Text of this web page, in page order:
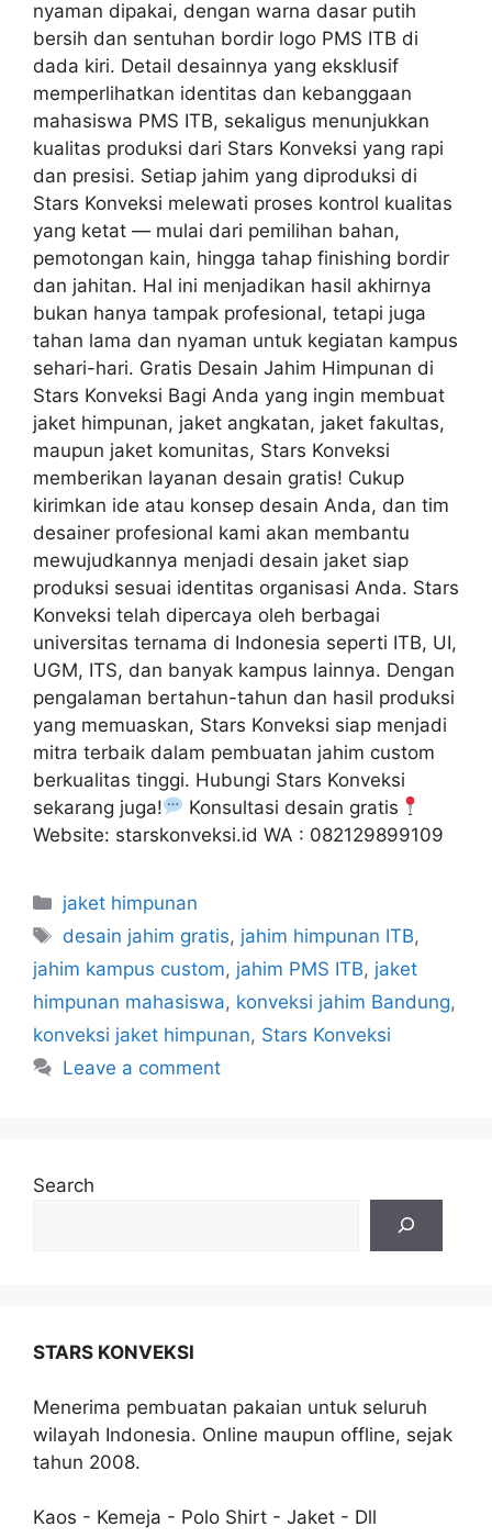
nyaman dipakai, dengan warna dasar putih
bersih dan sentuhan bordir logo PMS ITB di
dada kiri. Detail desainnya yang eksklusif
memperlihatkan identitas dan kebanggaan
mahasiswa PMS ITB, sekaligus menunjukkan
kualitas produksi dari Stars Konveksi yang rapi
dan presisi. Setiap jahim yang diproduksi di
Stars Konveksi melewati proses kontrol kualitas
yang ketat — mulai dari pemilihan bahan,
pemotongan kain, hingga tahap finishing bordir
dan jahitan. Hal ini menjadikan hasil akhirnya
bukan hanya tampak profesional, tetapi juga
tahan lama dan nyaman untuk kegiatan kampus
sehari-hari. Gratis Desain Jahim Himpunan di
Stars Konveksi Bagi Anda yang ingin membuat
jaket himpunan, jaket angkatan, jaket fakultas,
maupun jaket komunitas, Stars Konveksi
memberikan layanan desain gratis! Cukup
kirimkan ide atau konsep desain Anda, dan tim
desainer profesional kami akan membantu
mewujudkannya menjadi desain jaket siap
produksi sesuai identitas organisasi Anda. Stars
Konveksi telah dipercaya oleh berbagai
universitas ternama di Indonesia seperti ITB, UI,
UGM, ITS, dan banyak kampus lainnya. Dengan
pengalaman bertahun-tahun dan hasil produksi
yang memuaskan, Stars Konveksi siap menjadi
mitra terbaik dalam pembuatan jahim custom
berkualitas tinggi. Hubungi Stars Konveksi
sekarang juga!
Konsultasi desain gratis
Website: starskonveksi.id WA : 082129899109
jaket himpunan
desain jahim gratis, jahim himpunan ITB,
jahim kampus custom, jahim PMS ITB, jaket
himpunan mahasiswa, konveksi jahim Bandung,
konveksi jaket himpunan, Stars Konveksi
Leave a comment
Search
STARS KONVEKSI
Menerima pembuatan pakaian untuk seluruh
wilayah Indonesia. Online maupun offline, sejak
tahun 2008.
Kaos - Kemeja - Polo Shirt - Jaket - Dll